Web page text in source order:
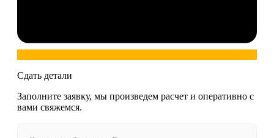
Сдать детали
Заполните заявку, мы произведем расчет и оперативно с
вами свяжемся.